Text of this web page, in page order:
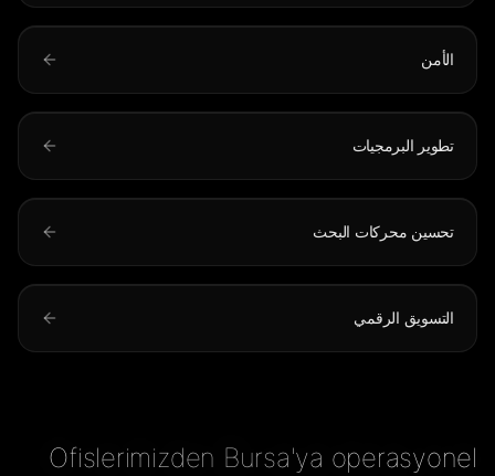
الأمن
تطوير البرمجيات
تحسين محركات البحث
التسويق الرقمي
Ofislerimizden Bursa'ya operasyonel